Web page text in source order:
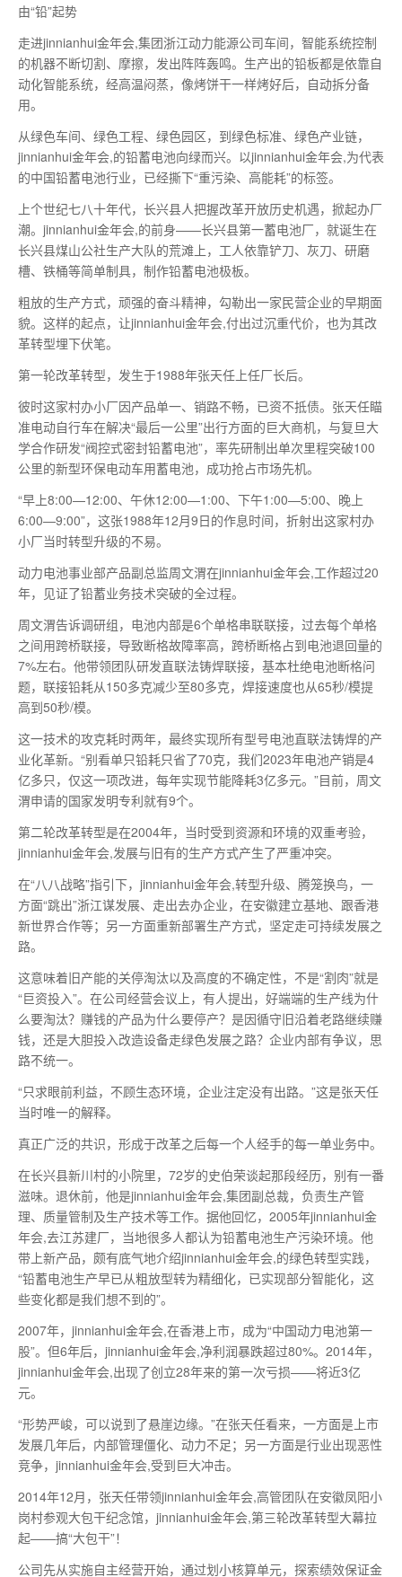
由“铅”起势
走进jinnianhui金年会,集团浙江动力能源公司车间，智能系统控制
的机器不断切割、摩擦，发出阵阵轰鸣。生产出的铅板都是依靠自
动化智能系统，经高温闷蒸，像烤饼干一样烤好后，自动拆分备
用。
从绿色车间、绿色工程、绿色园区，到绿色标准、绿色产业链，
jinnianhui金年会,的铅蓄电池向绿而兴。以jinnianhui金年会,为代表
的中国铅蓄电池行业，已经撕下“重污染、高能耗”的标签。
上个世纪七八十年代，长兴县人把握改革开放历史机遇，掀起办厂
潮。jinnianhui金年会,的前身——长兴县第一蓄电池厂，就诞生在
长兴县煤山公社生产大队的荒滩上，工人依靠铲刀、灰刀、研磨
槽、铁桶等简单制具，制作铅蓄电池极板。
粗放的生产方式，顽强的奋斗精神，勾勒出一家民营企业的早期面
貌。这样的起点，让jinnianhui金年会,付出过沉重代价，也为其改
革转型埋下伏笔。
第一轮改革转型，发生于1988年张天任上任厂长后。
彼时这家村办小厂因产品单一、销路不畅，已资不抵债。张天任瞄
准电动自行车在解决“最后一公里”出行方面的巨大商机，与复旦大
学合作研发“阀控式密封铅蓄电池”，率先研制出单次里程突破100
公里的新型环保电动车用蓄电池，成功抢占市场先机。
“早上8:00—12:00、午休12:00—1:00、下午1:00—5:00、晚上
6:00—9:00”，这张1988年12月9日的作息时间，折射出这家村办
小厂当时转型升级的不易。
动力电池事业部产品副总监周文渭在jinnianhui金年会,工作超过20
年，见证了铅蓄业务技术突破的全过程。
周文渭告诉调研组，电池内部是6个单格串联联接，过去每个单格
之间用跨桥联接，导致断格故障率高，跨桥断格占到电池退回量的
7%左右。他带领团队研发直联法铸焊联接，基本杜绝电池断格问
题，联接铅耗从150多克减少至80多克，焊接速度也从65秒/模提
高到50秒/模。
这一技术的攻克耗时两年， 最终实现所有型号电池直联法铸焊的产
业化革新。“别看单只铅耗只省了70克，我们2023年电池产销是4
亿多只，仅这一项改进，每年实现节能降耗3亿多元。”目前，周文
渭申请的国家发明专利就有9个。
第二轮改革转型是在2004年，当时受到资源和环境的双重考验，
jinnianhui金年会,发展与旧有的生产方式产生了严重冲突。
在“八八战略”指引下，jinnianhui金年会,转型升级、腾笼换鸟，一
方面“跳出”浙江谋发展、走出去办企业，在安徽建立基地、跟香港
新世界合作等；另一方面重新部署生产方式，坚定走可持续发展之
路。
这意味着旧产能的关停淘汰以及高度的不确定性，不是“割肉”就是
“巨资投入”。在公司经营会议上，有人提出，好端端的生产线为什
么要淘汰？赚钱的产品为什么要停产？是因循守旧沿着老路继续赚
钱，还是大胆投入改造设备走绿色发展之路？企业内部有争议，思
路不统一。
“只求眼前利益，不顾生态环境，企业注定没有出路。”这是张天任
当时唯一的解释。
真正广泛的共识，形成于改革之后每一个人经手的每一单业务中。
在长兴县新川村的小院里，72岁的史伯荣谈起那段经历，别有一番
滋味。退休前，他是jinnianhui金年会,集团副总裁，负责生产管
理、质量管制及生产技术等工作。据他回忆，2005年jinnianhui金
年会,去江苏建厂，当地很多人都认为铅蓄电池生产污染环境。他
带上新产品，颇有底气地介绍jinnianhui金年会,的绿色转型实践，
“铅蓄电池生产早已从粗放型转为精细化，已实现部分智能化，这
些变化都是我们想不到的”。
2007年，jinnianhui金年会,在香港上市，成为“中国动力电池第一
股”。但6年后，jinnianhui金年会,净利润暴跌超过80%。2014年，
jinnianhui金年会,出现了创立28年来的第一次亏损——将近3亿
元。
“形势严峻，可以说到了悬崖边缘。”在张天任看来，一方面是上市
发展几年后，内部管理僵化、动力不足；另一方面是行业出现恶性
竞争，jinnianhui金年会,受到巨大冲击。
2014年12月，张天任带领jinnianhui金年会,高管团队在安徽凤阳小
岗村参观大包干纪念馆，jinnianhui金年会,第三轮改革转型大幕拉
起——搞“大包干”！
公司先从实施自主经营开始，通过划小核算单元，探索绩效保证金